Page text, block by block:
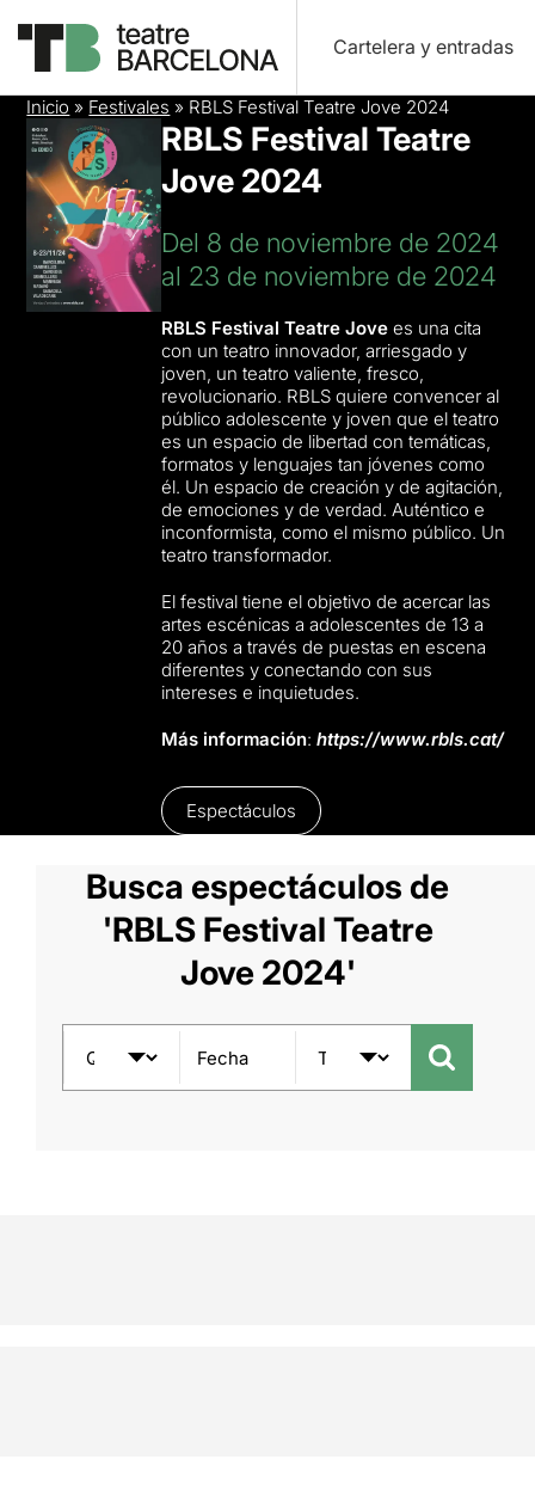
Cartelera y entradas
Inicio » Festivales » RBLS Festival Teatre Jove 2024
RBLS Festival Teatre
Jove 2024
Del 8 de noviembre de 2024
al 23 de noviembre de 2024
RBLS Festival Teatre Jove es una cita
con un teatro innovador, arriesgado y
joven, un teatro valiente, fresco,
revolucionario. RBLS quiere convencer al
público adolescente y joven que el teatro
es un espacio de libertad con temáticas,
formatos y lenguajes tan jóvenes como
él. Un espacio de creación y de agitación,
de emociones y de verdad. Auténtico e
inconformista, como el mismo público. Un
teatro transformador.
El festival tiene el objetivo de acercar las
artes escénicas a adolescentes de 13 a
20 años a través de puestas en escena
diferentes y conectando con sus
intereses e inquietudes.
Más información:https://www.rbls.cat/
Espectáculos
Busca espectáculos de
'RBLS Festival Teatre
Jove 2024'
Fecha